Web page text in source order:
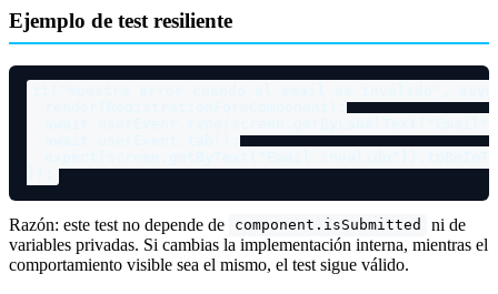
Ejemplo de test resiliente
Razón: este test no depende de component.isSubmitted
ni de
variables privadas. Si cambias la implementación interna, mientras el
comportamiento visible sea el mismo, el test sigue válido.